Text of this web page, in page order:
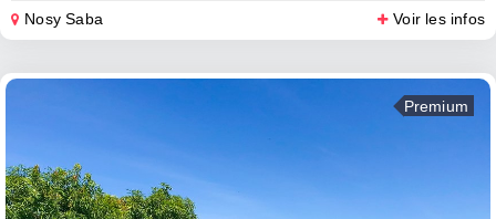
Nosy Saba Voir les infos
Premium